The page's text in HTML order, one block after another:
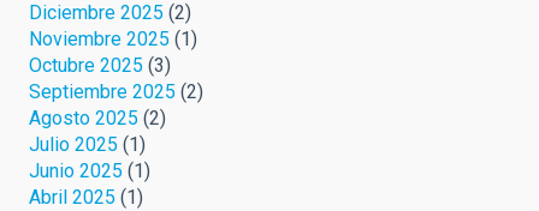
Diciembre 2025 (2)
Noviembre 2025 (1)
Octubre 2025 (3)
Septiembre 2025 (2)
Agosto 2025 (2)
Julio 2025 (1)
Junio 2025 (1)
Abril 2025 (1)